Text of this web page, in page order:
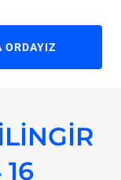
ORDAYIZ